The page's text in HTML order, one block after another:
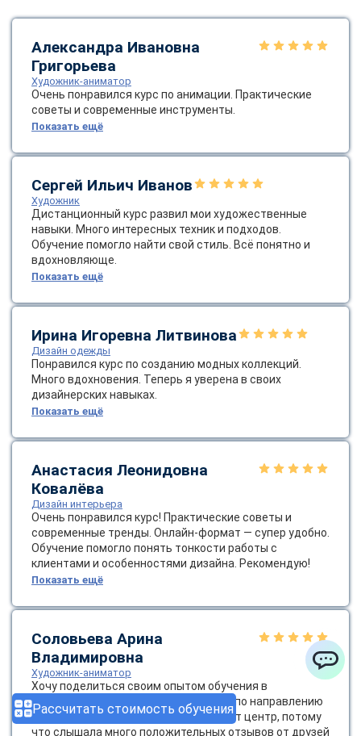
Рассчитать стоимость обучения
Александра Ивановна
Григорьева
Художник-аниматор
Очень понравился курс по анимации. Практические
советы и современные инструменты.
Показать ещё
Сергей Ильич Иванов
Художник
Дистанционный курс развил мои художественные
навыки. Много интересных техник и подходов.
Обучение помогло найти свой стиль. Всё понятно и
вдохновляюще.
Показать ещё
Ирина Игоревна Литвинова
Дизайн одежды
Понравился курс по созданию модных коллекций.
Много вдохновения. Теперь я уверена в своих
дизайнерских навыках.
Показать ещё
Анастасия Леонидовна
Ковалёва
Дизайн интерьера
Очень понравился курс! Практические советы и
современные тренды. Онлайн-формат — супер удобно.
Обучение помогло понять тонкости работы с
клиентами и особенностями дизайна. Рекомендую!
Показать ещё
Соловьева Арина
Владимировна
Художник-аниматор
Хочу поделиться своим опытом обучения в
образовательном центре «ЭКОДПО» по направлению
«Художник-аниматор». Я выбрала этот центр, потому
что слышала много положительных отзывов от друзей
online
Мессенджеры
Свяжитесь с нами через любой удобный мессенджер!
Vkontakte EMail
Max
ChatApp